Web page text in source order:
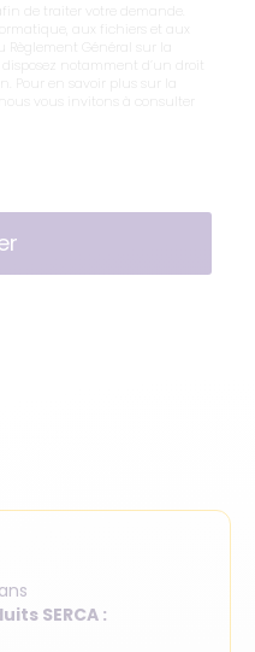
de traiter votre demande.
aux fichiers et aux
Règlement Général sur la
disposez notamment d’un droit
Pour en savoir plus sur la
vous invitons à consulter
SERCA :